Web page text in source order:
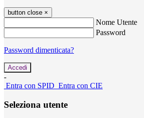
button close ×
Nome Utente
Password
Password dimenticata?
-
Entra con SPID Entra con CIE
Seleziona utente